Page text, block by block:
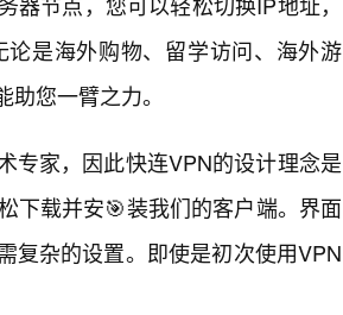
是海外购物、留学访问、海外游
您一臂之力。
专家，因此快连VPN的设计理念是
下载并安🎯装我们的客户端。界面
复杂的设置。即使是初次使用VPN